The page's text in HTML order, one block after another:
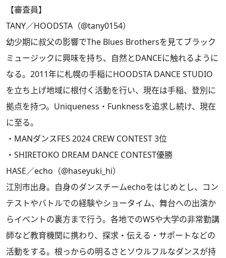
【審査員】
TANY／HOODSTA（@tany0154）
幼少期に叔父の影響でThe Blues Brothersを見てブラック
ミュージックに興味を持ち、自然とDANCEに触れるように
なる。2011年に札幌の手稲にHOODSTA DANCE STUDIO
を立ち上げ地域に根付く活動を行い、現在は手稲、登別に
拠点を持つ。Uniqueness・Funknessを追求し続け、現在
に至る。
・MANダンスFES 2024 CREW CONTEST 3位
・SHIRETOKO DREAM DANCE CONTEST優勝
HASE／echo（@haseyuki_hi）
江別市出身。自身のダンスチームechoをはじめとし、コン
テストやバトルでの経験やショータイム、舞台への出演か
らイベントの裏方まで行う。各地でのWSや大学の非常勤講
師など教育機関に携わり、探求・伝える・サポートなどの
活動をする。根っからの明るさとソウルフルなダンスが持